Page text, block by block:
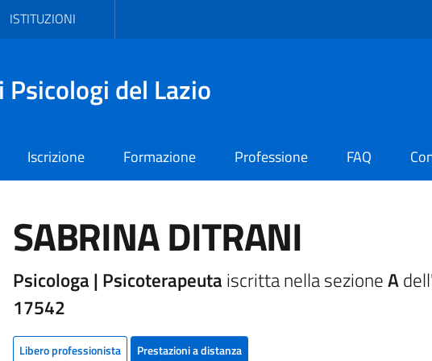
ISTITUZIONI
Psicologi del Lazio
Iscrizione Formazione Professione FAQ
SABRINA DITRANI
Psicologa | Psicoterapeuta iscritta nella sezioneA
17542
Libero professionista Prestazioni a distanza